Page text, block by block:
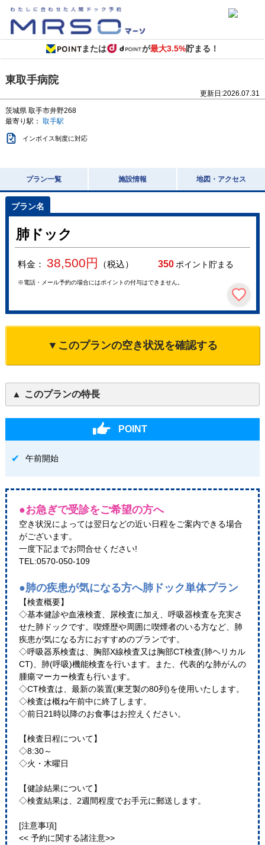
または が最大3.5%貯まる！
東取手病院
更新日:2026.07.31
茨城県 取手市井野268
最寄り駅： 取手駅
インボイス制度に対応
プラン一覧 施設情報 地図・アクセス
肺ドック
料金： 38,500円 （税込） 350ポイント貯まる
※電話・メール予約の場合にはポイントの付与はできません。
▼このプランの空き状況を確認する
このプランの特長
POINT
午前開始
●お急ぎで受診をご希望の方へ
空き状況によっては翌日などの近い日程をご案内できる場合
がございます。
一度下記までお問合せください!
TEL:0570-050-109
●肺の疾患が気になる方へ肺ドック単体プラン
【検査概要】
◇基本健診や血液検査、尿検査に加え、呼吸器検査を充実さ
せた肺ドックです。喫煙歴や周囲に喫煙者のいる方など、肺
疾患が気になる方におすすめのプランです。
◇呼吸器系検査は、胸部X線検査又は胸部CT検査(肺ヘリカル
CT)、肺(呼吸)機能検査を行います。また、代表的な肺がんの
腫瘍マーカー検査も行います。
◇CT検査は、最新の装置(東芝製の80列)を使用いたします。
◇検査は概ね午前中に終了します。
◇前日21時以降のお食事はお控えください。
【検査日程について】
◇8:30～
◇火・木曜日
【健診結果について】
◇検査結果は、2週間程度でお手元に郵送します。
[注意事項]
<< 予約に関する諸注意>>